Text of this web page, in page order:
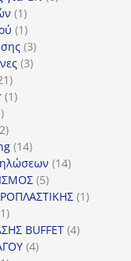
11
προϊόν
11
προϊόν
33
προϊόντα
33
21
προϊόντα
11
1
προϊόν
22
προϊόντα
1414
προϊόντα
1414
55
προϊόντα
11
11
προϊόν
BUFFET 44
44